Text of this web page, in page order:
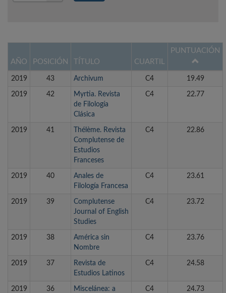
AÑO POSICIÓN TÍTULO CUARTIL
PUNTUACIÓN
2019 43 Archivum C4 19.49
2019 42
Myrtia. Revista
de Filología
Clásica
C4 22.77
2019 41
Thélème. Revista
Complutense de
Estudios
Franceses
C4 22.86
2019 40
Anales de
Filología Francesa
C4 23.61
2019 39
Complutense
Journal of English
Studies
C4 23.72
2019 38
América sin
Nombre
C4 23.76
2019 37
Revista de
Estudios Latinos
C4 24.58
2019 36
Miscelánea: a
C4 24.73